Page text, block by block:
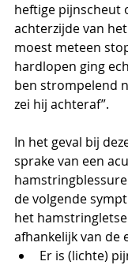
heftige pijnscheut
achterzijde van
moest meteen
hardlopen ging
ben strompelend
zei hij achteraf”.
In het geval bij
sprake van een
de volgende
het
afhankelijk van de
Er is (lichte)